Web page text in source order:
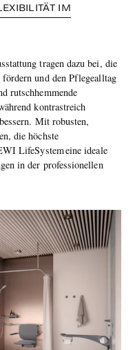
IM
tragen dazu bei, die
und den Pflegealltag
rutschhemmende
kontrastreich
Mit robusten,
die höchste
LifeSystem eine ideale
in der professionellen